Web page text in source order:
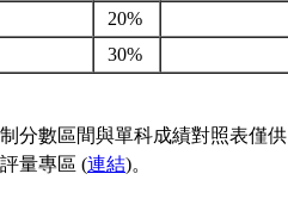
20%
30%
分數區間與單科成績對照表僅供
量專區 (連結)。